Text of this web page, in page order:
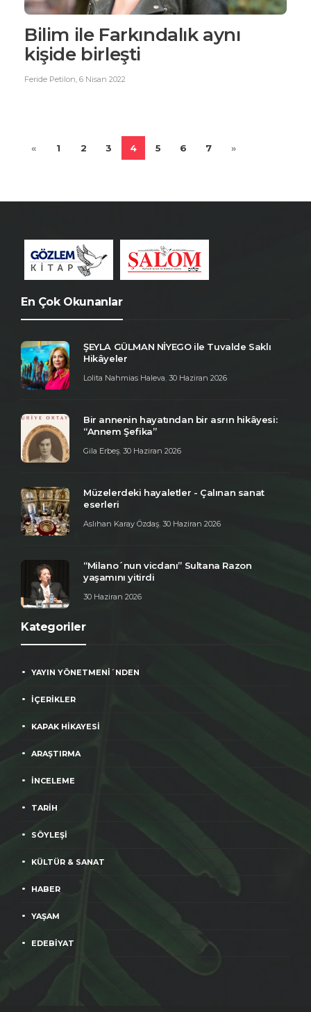
Bilim ile Farkındalık aynı
kişide birleşti
Feride Petilon 6 Nisan 2022
« 1 2 3 4 5 6 7 »
En Çok Okunanlar
ŞEYLA GÜLMAN NİYEGO ile Tuvalde Saklı
Hikâyeler
Lolita Nahmias Haleva 30 Haziran 2026
Bir annenin hayatından bir asrın hikâyesi:
“Annem Şefika”
Gila Erbeş 30 Haziran 2026
Müzelerdeki hayaletler - Çalınan sanat
eserleri
Aslıhan Karay Özdaş 30 Haziran 2026
“Milano´nun vicdanı” Sultana Razon
yaşamını yitirdi
30 Haziran 2026
Kategoriler
YAYIN YÖNETMENİ´NDEN
İÇERİKLER
KAPAK HİKAYESİ
ARAŞTIRMA
İNCELEME
TARİH
SÖYLEŞİ
KÜLTÜR & SANAT
HABER
YAŞAM
EDEBİYAT